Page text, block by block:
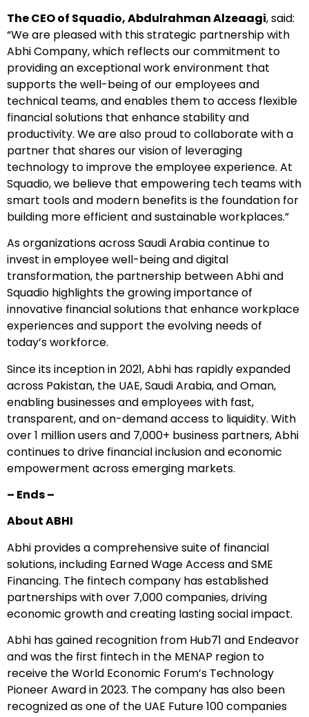
The CEO of Squadio, Abdulrahman Alzeaagi, said:
“We are pleased with this strategic partnership with
Abhi Company, which reflects our commitment to
providing an exceptional work environment that
supports the well-being of our employees and
technical teams, and enables them to access flexible
financial solutions that enhance stability and
productivity. We are also proud to collaborate with a
partner that shares our vision of leveraging
technology to improve the employee experience. At
Squadio, we believe that empowering tech teams with
smart tools and modern benefits is the foundation for
building more efficient and sustainable workplaces.”
As organizations across Saudi Arabia continue to
invest in employee well-being and digital
transformation, the partnership between Abhi and
Squadio highlights the growing importance of
innovative financial solutions that enhance workplace
experiences and support the evolving needs of
today’s workforce.
Since its inception in 2021, Abhi has rapidly expanded
across Pakistan, the UAE, Saudi Arabia, and Oman,
enabling businesses and employees with fast,
transparent, and on-demand access to liquidity. With
over 1 million users and 7,000+ business partners, Abhi
continues to drive financial inclusion and economic
empowerment across emerging markets.
– Ends –
About ABHI
Abhi provides a comprehensive suite of financial
solutions, including Earned Wage Access and SME
Financing. The fintech company has established
partnerships with over 7,000 companies, driving
economic growth and creating lasting social impact.
Abhi has gained recognition from Hub71 and Endeavor
and was the first fintech in the MENAP region to
receive the World Economic Forum’s Technology
Pioneer Award in 2023. The company has also been
recognized as one of the UAE Future 100 companies